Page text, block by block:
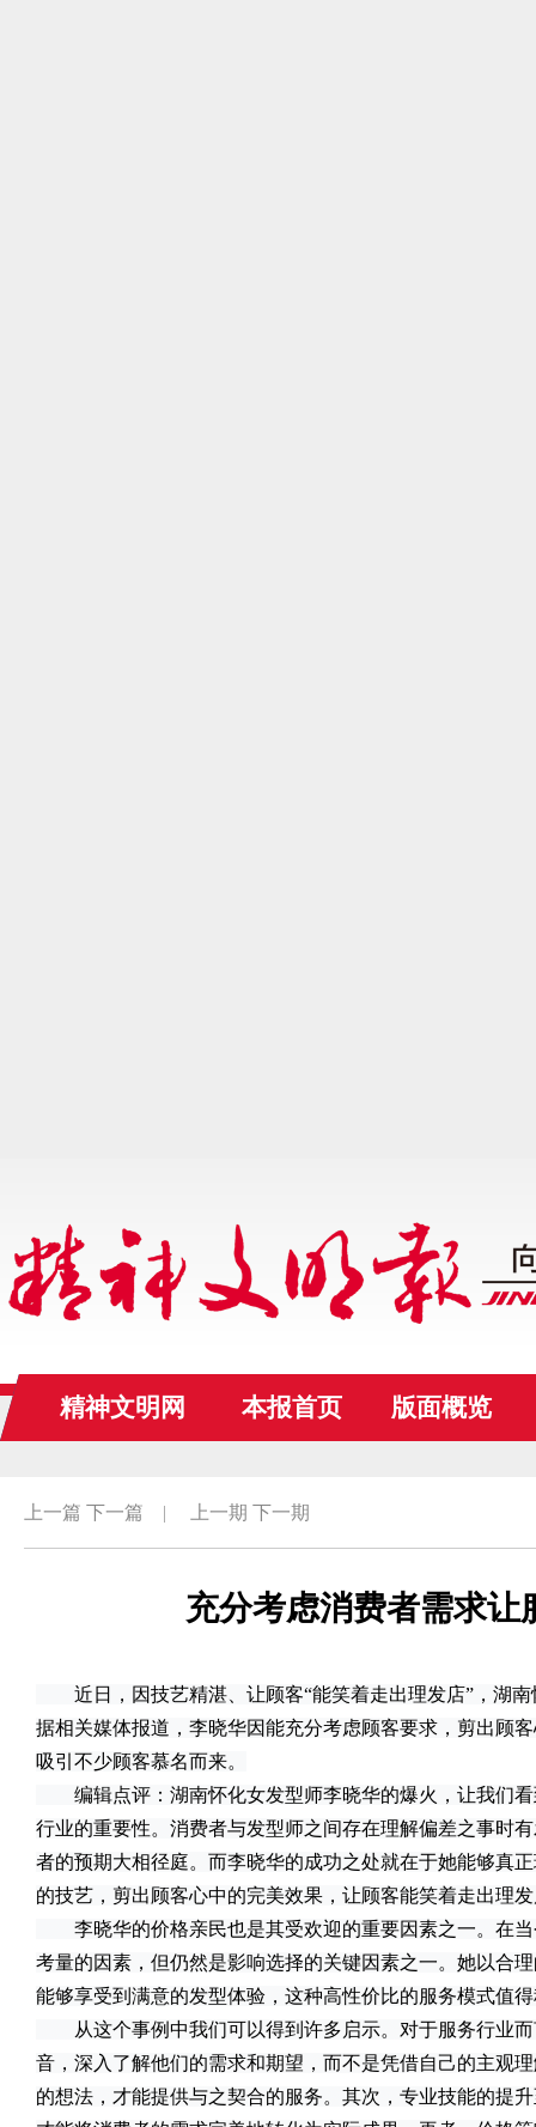
精神文明网 本报首页 版面概览
上一篇 下一篇 | 上一期 下一期
充分考虑消费者需求让
近日，因技艺精湛、让顾客“能笑着走出理发店”，湖南
据相关媒体报道，李晓华因能充分考虑顾客要求，剪出顾
吸引不少顾客慕名而来。
编辑点评：湖南怀化女发型师李晓华的爆火，让我们看
行业的重要性。消费者与发型师之间存在理解偏差之事时
者的预期大相径庭。而李晓华的成功之处就在于她能够真
的技艺，剪出顾客心中的完美效果，让顾客能笑着走出理
李晓华的价格亲民也是其受欢迎的重要因素之一。在当
考量的因素，但仍然是影响选择的关键因素之一。她以合
能够享受到满意的发型体验，这种高性价比的服务模式值
从这个事例中我们可以得到许多启示。对于服务行业而
音，深入了解他们的需求和期望，而不是凭借自己的主观
的想法，才能提供与之契合的服务。其次，专业技能的提